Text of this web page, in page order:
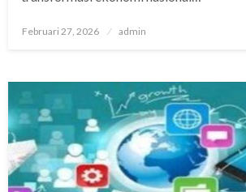
Posted
Februari 27, 2026 admin